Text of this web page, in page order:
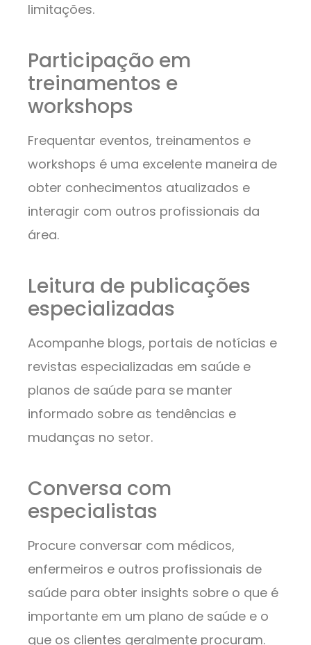
limitações.
Participação em
treinamentos e
workshops
Frequentar eventos, treinamentos e
workshops é uma excelente maneira de
obter conhecimentos atualizados e
interagir com outros profissionais da
área.
Leitura de publicações
especializadas
Acompanhe blogs, portais de notícias e
revistas especializadas em saúde e
planos de saúde para se manter
informado sobre as tendências e
mudanças no setor.
Conversa com
especialistas
Procure conversar com médicos,
enfermeiros e outros profissionais de
saúde para obter insights sobre o que é
importante em um plano de saúde e o
que os clientes geralmente procuram.